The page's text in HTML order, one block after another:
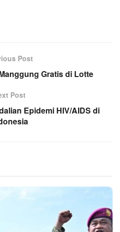
Post
Gratis di Lotte
Post
Epidemi HIV/AIDS di